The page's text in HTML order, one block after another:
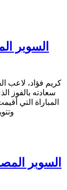
السوبر
كريم فؤاد، لاعب
سعادته بالفوز
المباراة التي
السوبر